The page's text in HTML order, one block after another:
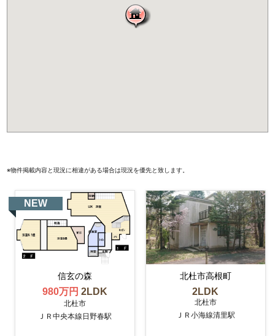
※物件掲載内容と現況に相違がある場合は現況を優先と致します。
NEW
信玄の森
980万円 2LDK
北杜市
ＪＲ中央本線日野春駅
北杜市高根町
2LDK
北杜市
ＪＲ小海線清里駅